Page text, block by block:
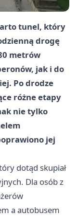
tunel, który
drogę
metrów
jak i do
Po drodze
różne etapy
nie tylko
jej
dotąd skupiał
Dla osób z
a autobusem